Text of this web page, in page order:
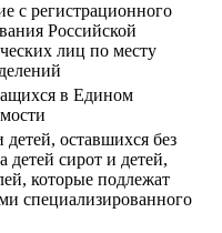
с регистрационного
Российской
лиц по месту
в Едином
оставшихся без
детей сирот и детей,
которые подлежат
специализированного